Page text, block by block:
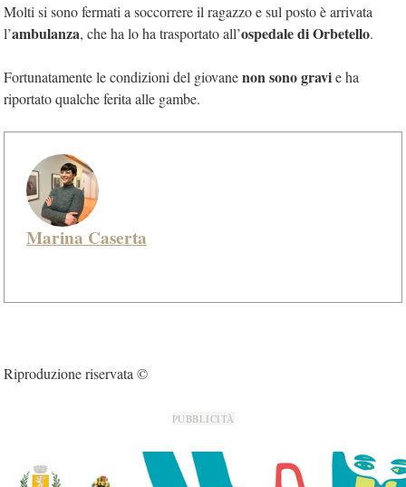
Molti si sono fermati a soccorrere il ragazzo e sul posto è arrivata
l’ambulanza, che ha lo ha trasportato all’ospedale di Orbetello.
Fortunatamente le condizioni del giovanenon sono gravie ha
riportato qualche ferita alle gambe.
Marina Caserta
Riproduzione riservata ©
PUBBLICITÀ